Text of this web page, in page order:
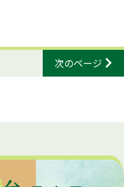
次のページ